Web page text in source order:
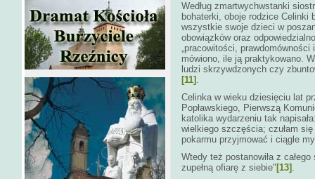
Według zmartwychwstanki
bohaterki, oboje rodzice Celinki
wszystkie swoje dzieci w
obowiązków oraz
„pracowitości,
mówiono, ile ją praktykowano.
ludzi skrzywdzonych czy
[11] .
Celinka w wieku dziesięciu lat
Popławskiego, Pierwszą
katolika wydarzeniu tak
wielkiego szczęścia; czułam
pokarmu przyjmować i ciągle
Wtedy też postanowiła z
zupełną ofiarę z siebie" [13] .